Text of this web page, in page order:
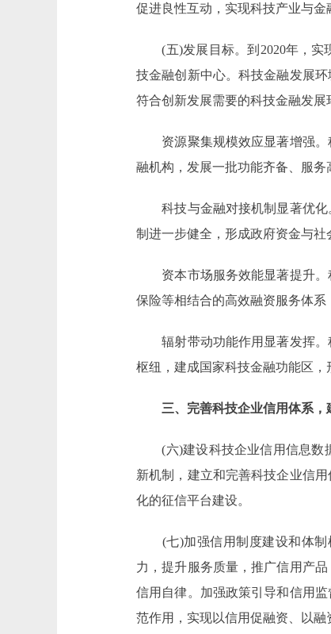
促进良性互动，实现科技产业与金
(五)发展目标。到2020年，实
技金融创新中心。科技金融发展
符合创新发展需要的科技金融发展
资源聚集规模效应显著增强。
融机构，发展一批功能齐备、服务
科技与金融对接机制显著优化
制进一步健全，形成政府资金与社
资本市场服务效能显著提升。
保险等相结合的高效融资服务体系
辐射带动功能作用显著发挥。
枢纽，建成国家科技金融功能区，
三、完善科技企业信用体系，
(六)建设科技企业信用信息数据
新机制，建立和完善科技企业信
化的征信平台建设。
(七)加强信用制度建设和体制
力，提升服务质量，推广信用产
信用自律。加强政策引导和信用
范作用，实现以信用促融资、以融